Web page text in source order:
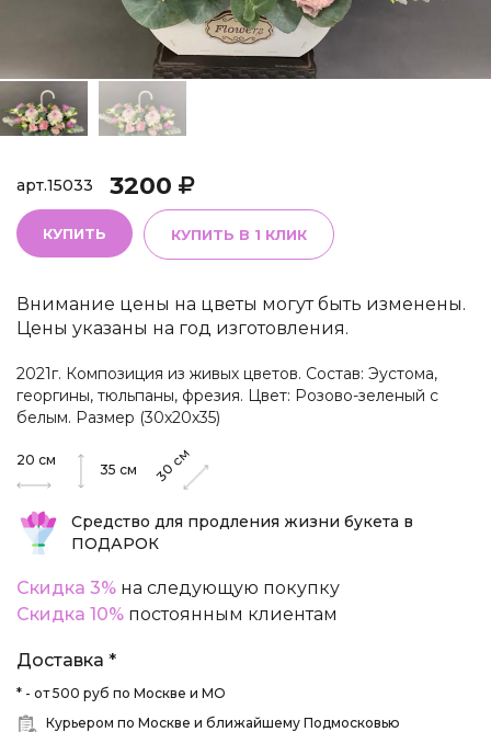
арт.15033 3200
КУПИТЬ КУПИТЬ В 1 КЛИК
Внимание цены на цветы могут быть изменены.
Цены указаны на год изготовления.
2021г. Композиция из живых цветов. Состав: Эустома,
георгины, тюльпаны, фрезия. Цвет: Розово-зеленый с
белым. Размер (30х20х35)
20 см
35 см 30
см
Средство для продления жизни букета в
ПОДАРОК
Скидка 3% на следующую покупку
Скидка 10% постоянным клиентам
Доставка *
* - от 500 руб по Москве и МО
Курьером по Москве и ближайшему Подмосковью